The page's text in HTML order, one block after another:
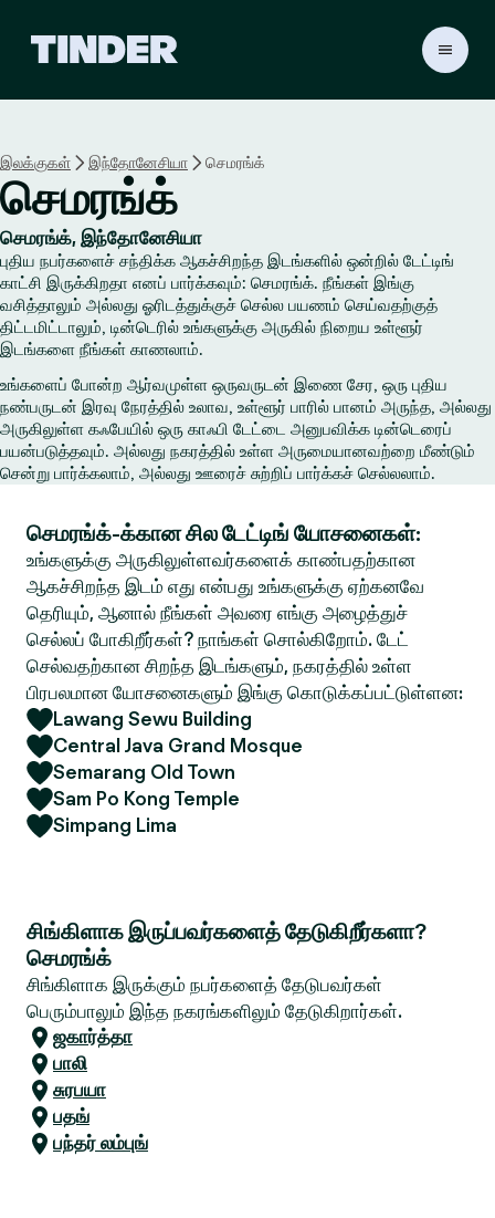
ம்
இலக்குகள் இந்தோனேசியா செமரங்க்
செமரங்க்
செமரங்க், இந்தோனேசியா
புதிய நபர்களைச் சந்திக்க ஆகச்சிறந்த இடங்களில் ஒன்றில் டேட்டிங்
காட்சி இருக்கிறதா எனப் பார்க்கவும்: செமரங்க். நீங்கள் இங்கு
வசித்தாலும் அல்லது ஓரிடத்துக்குச் செல்ல பயணம் செய்வதற்குத்
திட்டமிட்டாலும், டின்டெரில் உங்களுக்கு அருகில் நிறைய உள்ளூர்
இடங்களை நீங்கள் காணலாம்.
உங்களைப் போன்ற ஆர்வமுள்ள ஒருவருடன் இணை சேர, ஒரு புதிய
நண்பருடன் இரவு நேரத்தில் உலாவ, உள்ளூர் பாரில் பானம் அருந்த, அல்லது
அருகிலுள்ள கஃபேயில் ஒரு காஃபி டேட்டை அனுபவிக்க டின்டெரைப்
பயன்படுத்தவும். அல்லது நகரத்தில் உள்ள அருமையானவற்றை மீண்டும்
சென்று பார்க்கலாம், அல்லது ஊரைச் சுற்றிப் பார்க்கச் செல்லலாம்.
செமரங்க்-க்கான சில டேட்டிங் யோசனைகள்:
உங்களுக்கு அருகிலுள்ளவர்களைக் காண்பதற்கான
ஆகச்சிறந்த இடம் எது என்பது உங்களுக்கு ஏற்கனவே
தெரியும், ஆனால் நீங்கள் அவரை எங்கு அழைத்துச்
செல்லப் போகிறீர்கள்? நாங்கள் சொல்கிறோம். டேட்
செல்வதற்கான சிறந்த இடங்களும், நகரத்தில் உள்ள
பிரபலமான யோசனைகளும் இங்கு கொடுக்கப்பட்டுள்ளன:
Lawang Sewu Building
Central Java Grand Mosque
Semarang Old Town
Sam Po Kong Temple
Simpang Lima
சிங்கிளாக இருப்பவர்களைத் தேடுகிறீர்களா?
செமரங்க்
சிங்கிளாக இருக்கும் நபர்களைத் தேடுபவர்கள்
பெரும்பாலும் இந்த நகரங்களிலும் தேடுகிறார்கள்.
ஜகார்த்தா
பாலி
சுரபயா
பதங்
பந்தர் லம்புங்